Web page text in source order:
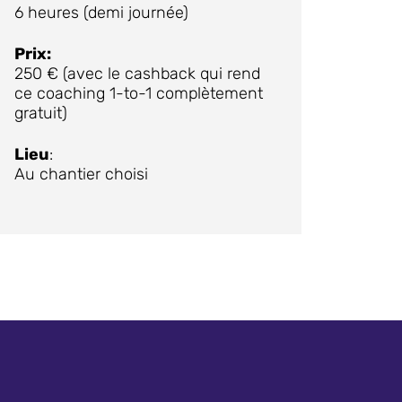
6 heures (demi journée)
Prix:
250 € (avec le cashback qui rend
ce coaching 1-to-1 complètement
gratuit)
Lieu:
Au chantier choisi